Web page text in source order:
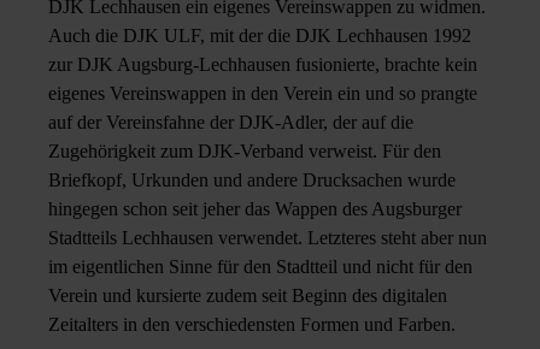
DJK Lechhausen ein eigenes Vereinswappen zu widmen.
Auch die DJK ULF, mit der die DJK Lechhausen 1992
zur DJK Augsburg-Lechhausen fusionierte, brachte kein
eigenes Vereinswappen in den Verein ein und so prangte
auf der Vereinsfahne der DJK-Adler, der auf die
Zugehörigkeit zum DJK-Verband verweist. Für den
Briefkopf, Urkunden und andere Drucksachen wurde
hingegen schon seit jeher das Wappen des Augsburger
Stadtteils Lechhausen verwendet. Letzteres steht aber nun
im eigentlichen Sinne für den Stadtteil und nicht für den
Verein und kursierte zudem seit Beginn des digitalen
Zeitalters in den verschiedensten Formen und Farben.